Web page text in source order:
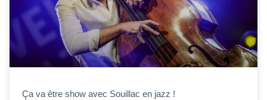
Ça va être show avec Souillac en jazz !